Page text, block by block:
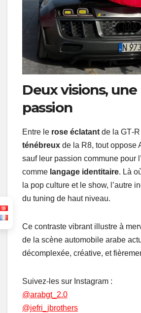
Deux visions,
passion
Entre le rose éclatant de la
ténébreux de la R8, tout oppose
sauf leur passion commune pour
comme langage identitaire. Là
la pop culture et le show, l’autre
du tuning de haut niveau.
Ce contraste vibrant illustre à
de la scène automobile arabe
décomplexée, créative, et
Suivez-les sur Instagram :
@arabgt_2.0
@jefri_jbrothers